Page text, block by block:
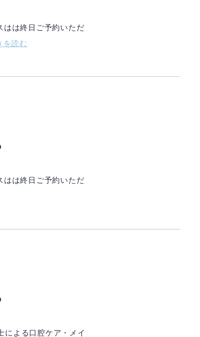
はは終日ご予約いただ
を読む
はは終日ご予約いただ
による口腔ケア・メイ